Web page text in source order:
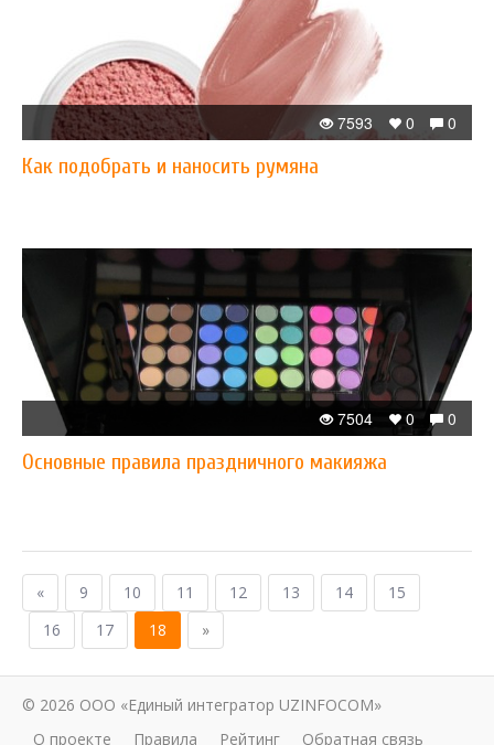
0
0
7593
Как подобрать и наносить румяна
0
0
7504
Основные правила праздничного макияжа
« 9 10 11 12 13 14
15
16
17 18 »
© 2026 ООО «Единый интегратор UZINFOCOM»
О проекте
Правила Рейтинг Обратная связь